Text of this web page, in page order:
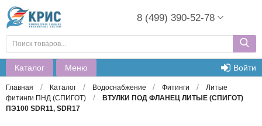
8 (499) 390-52-78
Каталог Меню Войти
Главная / Каталог / Водоснабжение / Фитинги /
Литые
фитинги ПНД (СПИГОТ)
/
ВТУЛКИ ПОД ФЛАНЕЦ ЛИТЫЕ (СПИГОТ)
ПЭ100 SDR11, SDR17